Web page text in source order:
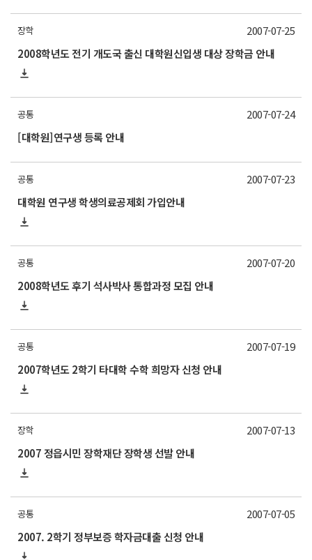
장학
2008학년도 전기 개도국 출신 대학원신입생 대상 장학금 안내
2007-07-25
공통
[대학원]연구생 등록 안내
2007-07-24
공통
대학원 연구생 학생의료공제회 가입안내
2007-07-23
공통
2008학년도 후기 석사박사 통합과정 모집 안내
2007-07-20
공통
2007학년도 2학기 타대학 수학 희망자 신청 안내
2007-07-19
장학
2007 정읍시민 장학재단 장학생 선발 안내
2007-07-13
공통
2007. 2학기 정부보증 학자금대출 신청 안내
2007-07-05